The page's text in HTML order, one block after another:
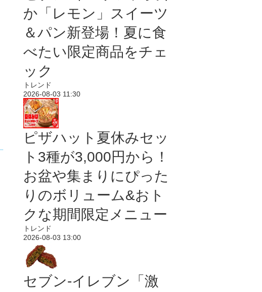
か「レモン」スイーツ
＆パン新登場！夏に食
べたい限定商品をチェ
ック
トレンド
2026-08-03 11:30
ピザハット夏休みセッ
ト3種が3,000円から！
お盆や集まりにぴった
りのボリューム&おト
クな期間限定メニュー
トレンド
2026-08-03 13:00
セブン-イレブン「激